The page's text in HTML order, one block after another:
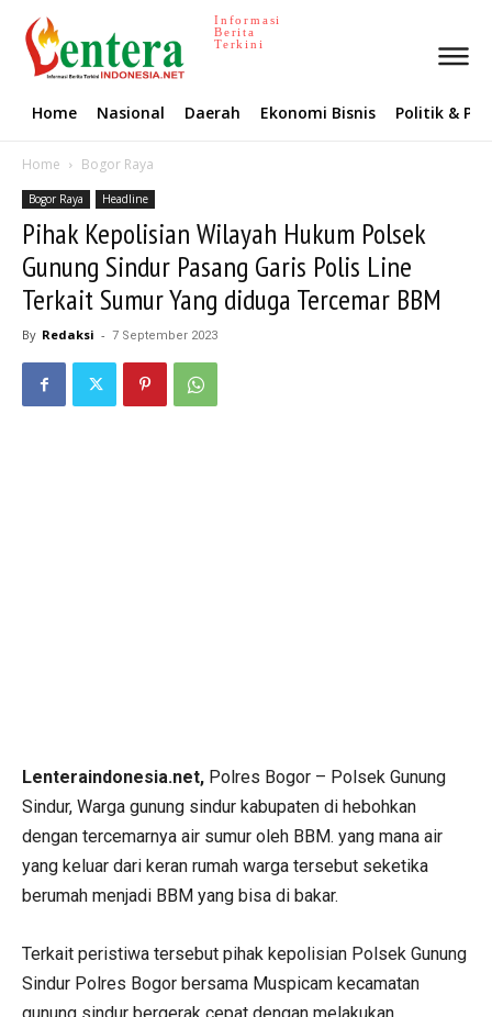
Informasi
Berita
Terkini
Home Nasional Daerah Ekonomi Bisnis Politik &
Home Bogor Raya
Bogor Raya Headline
Pihak Kepolisian Wilayah Hukum Polsek
Gunung Sindur Pasang Garis Polis Line
Terkait Sumur Yang diduga Tercemar BBM
By Redaksi - 7 September 2023
Lenteraindonesia.net, Polres Bogor – Polsek Gunung
Sindur, Warga gunung sindur kabupaten di hebohkan
dengan tercemarnya air sumur oleh BBM. yang mana air
yang keluar dari keran rumah warga tersebut seketika
berumah menjadi BBM yang bisa di bakar.
Terkait peristiwa tersebut pihak kepolisian Polsek Gunung
Sindur Polres Bogor bersama Muspicam kecamatan